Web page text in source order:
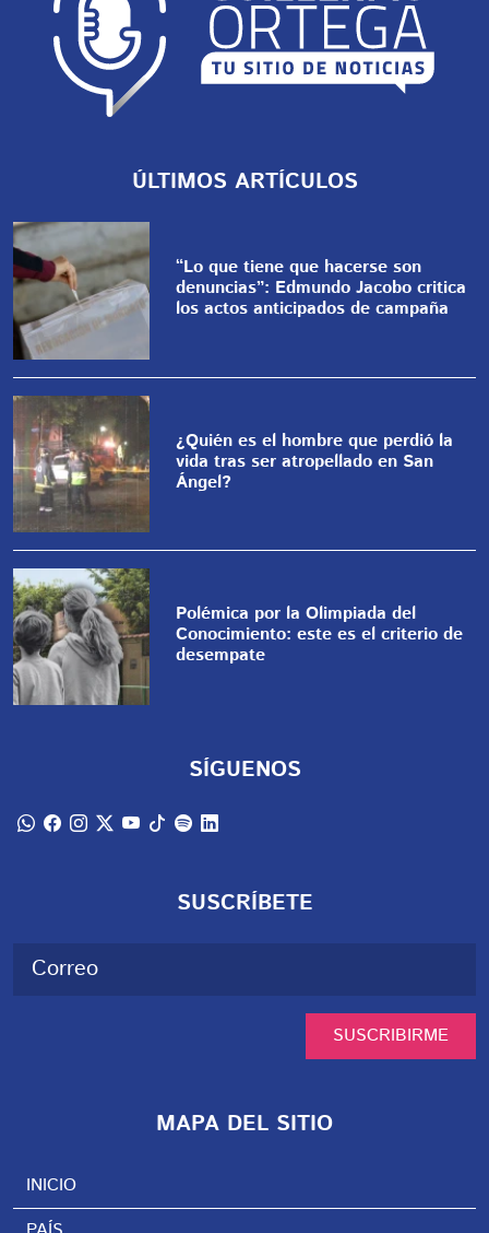
ÚLTIMOS ARTÍCULOS
“Lo que tiene que hacerse son
denuncias”: Edmundo Jacobo critica
los actos anticipados de campaña
¿Quién es el hombre que perdió la
vida tras ser atropellado en San
Ángel?
Polémica por la Olimpiada del
Conocimiento: este es el criterio de
desempate
SÍGUENOS
SUSCRÍBETE
SUSCRIBIRME
MAPA DEL SITIO
INICIO